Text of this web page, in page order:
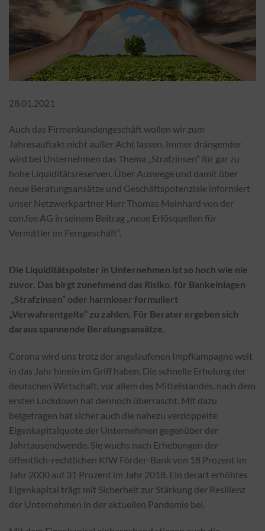
28.01.2021
Auch das Firmenkundengeschäft wollen wir zum
Jahresauftakt nicht außer Acht lassen. Immer drängender
wird bei Unternehmen das Thema „Strafzinsen“ für gar zu
hohe Liquiditätsreserven. Über Auswege und damit über
neue Beratungsansätze und Geschäftspotenziale informiert
unser Netzwerkpartner Herr Thomas Meinhard von der
con.fee AG in seinem Beitrag „neue Erlösquellen für
Vermittler im Ferngeschäft“.
Die Liquiditätspolster in Unternehmen ist so hoch wie nie
zuvor. Das birgt zunehmend das Risiko, für Bankeinlagen
„Strafzinsen“ oder harmloser formuliert
„Verwahrentgelte“ zu zahlen. Für Berater ergeben sich
daraus spannende Beratungsansätze.
Corona wird uns trotz der angelaufenen Impfkampagne weit
in das Jahr hinein im Griff haben. Die schnelle Erholung der
deutschen Wirtschaft, vor allem des Mittelstandes, nach dem
ersten Lockdown hat dennoch überrascht. Mit dazu
beigetragen hat sicher auch die nahezu verdoppelte
Eigenkapitalquote der Unternehmen gegenüber der
Jahrtausendwende. Sie wuchs nach Erhebungen der
öffentlich-rechtlichen KfW Förder-Bank von 18 Prozent im
Jahr 2000 auf 31 Prozent im Jahr 2018. Ein derart erhöhtes
Eigenkapital trägt mit Sicherheit zur Stärkung der Resilienz
der Unternehmen in der aktuellen Pandemie bei.